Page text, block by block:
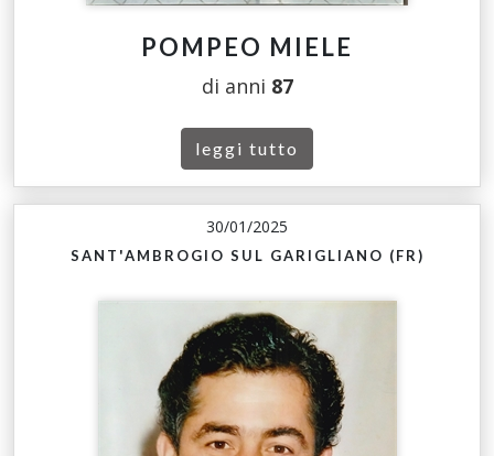
POMPEO MIELE
di anni 87
leggi tutto
30/01/2025
SANT'AMBROGIO SUL GARIGLIANO (FR)